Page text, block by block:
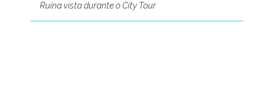
Ruína vista durante o City Tour